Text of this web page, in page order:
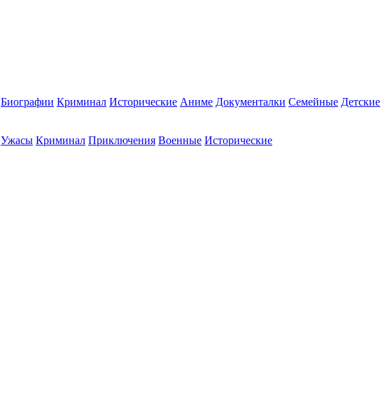
Биографии Криминал Исторические Аниме Документалки Семейные Детские
Ужасы Криминал Приключения Военные Исторические